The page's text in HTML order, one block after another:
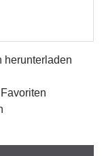
herunterladen